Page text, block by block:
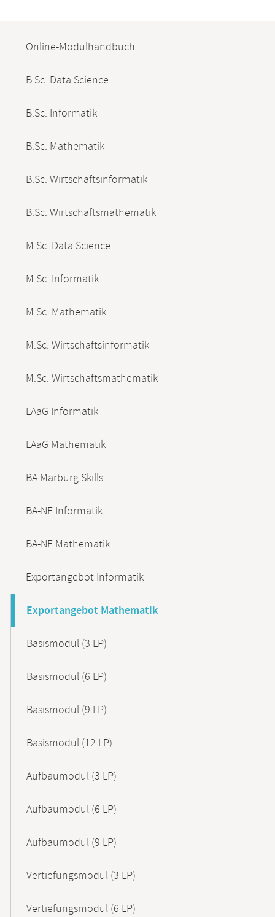
NavigationOnline-Modulhandbuch
B.Sc. Data Science
B.Sc. Informatik
B.Sc. Mathematik
B.Sc. Wirtschaftsinformatik
B.Sc. Wirtschaftsmathematik
M.Sc. Data Science
M.Sc. Informatik
M.Sc. Mathematik
M.Sc. Wirtschaftsinformatik
M.Sc. Wirtschaftsmathematik
LAaG Informatik
LAaG Mathematik
BA Marburg Skills
BA-NF Informatik
BA-NF Mathematik
Exportangebot Informatik
Exportangebot Mathematik
Basismodul (3 LP)
Basismodul (6 LP)
Basismodul (9 LP)
Basismodul (12 LP)
Aufbaumodul (3 LP)
Aufbaumodul (6 LP)
Aufbaumodul (9 LP)
Vertiefungsmodul (3 LP)
Vertiefungsmodul (6 LP)